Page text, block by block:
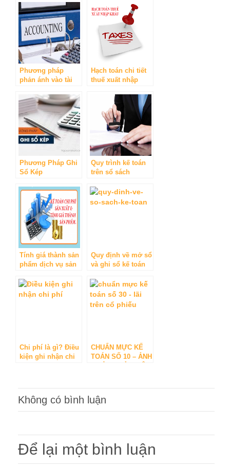
toán qua ngân
hàng, được khấu
trừ hoàn thuế
dịch vụ xuất khẩu
Phương pháp
phản ánh vào tài
Hạch toán chi tiết
thuế xuất nhập
Phương Pháp Ghi
Sổ Kép
Quy trình kế toán
trên sổ sách
Tính giá thành sản
phẩm dịch vụ sản
Quy định về mở sổ
và ghi sổ kế toán
Chi phí là gì? Điều
kiện ghi nhận chi
CHUẨN MỰC KẾ
TOÁN SỐ 10 – ẢNH
Không có bình luận
Để lại một bình luận